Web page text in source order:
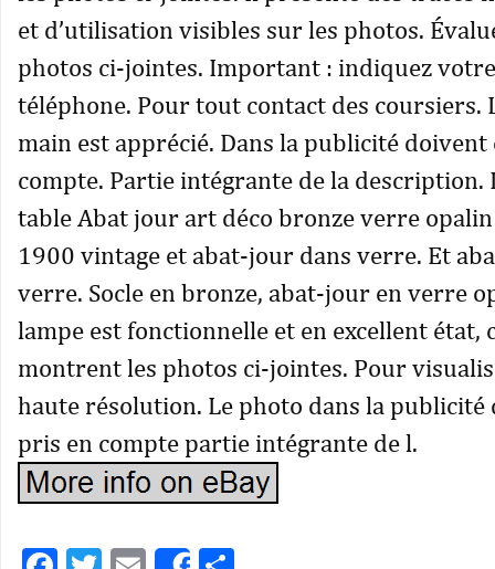
et d’utilisation visibles sur les photos.
photos ci-jointes. Important : indiquez
téléphone. Pour tout contact des coursiers.
main est apprécié. Dans la publicité
compte. Partie intégrante de la description.
table Abat jour art déco bronze verre opalin
1900 vintage et abat-jour dans verre. Et
verre. Socle en bronze, abat-jour en verre
lampe est fonctionnelle et en excellent état,
montrent les photos ci-jointes. Pour
haute résolution. Le photo dans la
pris en compte partie intégrante de l.